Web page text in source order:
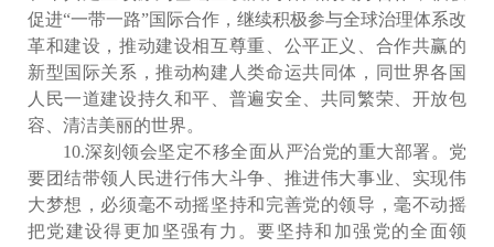
促进“一带一路”国际合作，继续积极参与全球治理体系改
革和建设，推动建设相互尊重、公平正义、合作共赢的
新型国际关系，推动构建人类命运共同体，同世界各国
人民一道建设持久和平、普遍安全、共同繁荣、开放包
容、清洁美丽的世界。
10.深刻领会坚定不移全面从严治党的重大部署。党
要团结带领人民进行伟大斗争、推进伟大事业、实现伟
大梦想，必须毫不动摇坚持和完善党的领导，毫不动摇
把党建设得更加坚强有力。要坚持和加强党的全面领